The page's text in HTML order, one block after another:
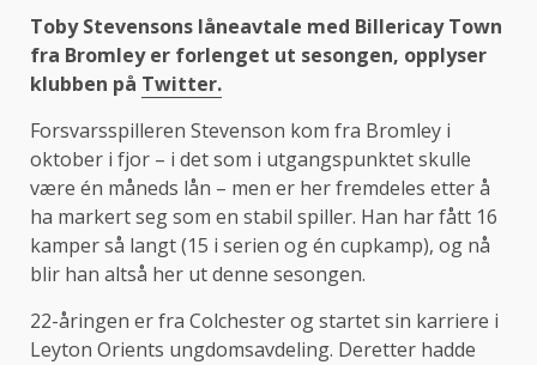
Toby Stevensons låneavtale med Billericay Town
fra Bromley er forlenget ut sesongen, opplyser
klubben på Twitter.
Forsvarsspilleren Stevenson kom fra Bromley i
oktober i fjor – i det som i utgangspunktet skulle
være én måneds lån – men er her fremdeles etter å
ha markert seg som en stabil spiller. Han har fått 16
kamper så langt (15 i serien og én cupkamp), og nå
blir han altså her ut denne sesongen.
22-åringen er fra Colchester og startet sin karriere i
Leyton Orients ungdomsavdeling. Deretter hadde